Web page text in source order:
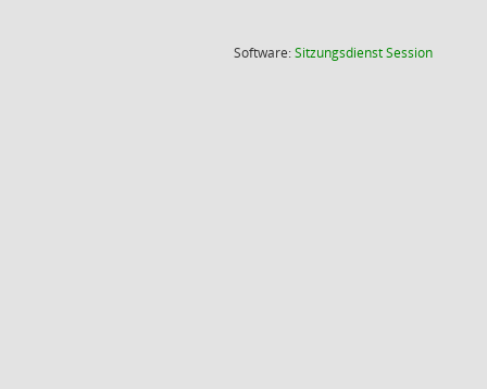
Software:SitzungsdienstSession(Wird in